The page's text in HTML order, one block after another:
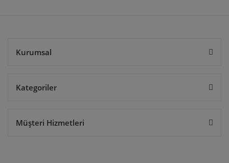
Kurumsal
Kategoriler
Müşteri Hizmetleri